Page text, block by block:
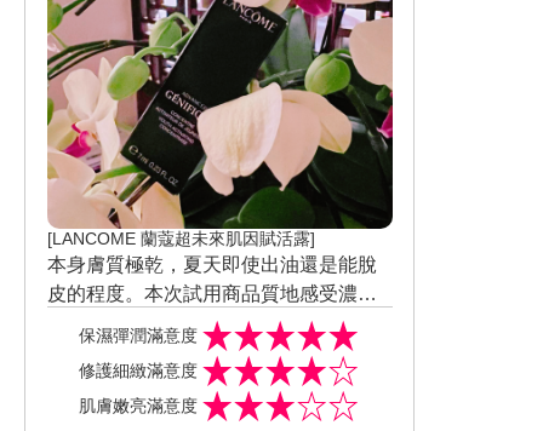
[LANCOME 蘭蔻超未來肌因賦活露]
本身膚質極乾，夏天即使出油還是能脫
皮的程度。本次試用商品質地感受濃
醇，使用後肌膚的膚觸感受豐潤，保
濕、潤澤感受俱佳，彈嫩效果尚可。臉
部光澤、提亮效果感受較不突出，肌膚
穩定度不錯，紅疹敏感和痘痘粉刺狀況
保濕彈潤滿意度
修護細緻滿意度
肌膚嫩亮滿意度